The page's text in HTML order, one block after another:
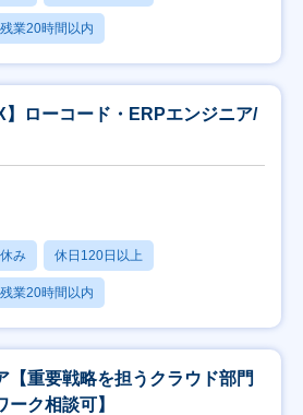
業20時間以内
】ローコード・ERPエンジニア/
み 休日120日以上
業20時間以内
【重要戦略を担うクラウド部門
ク相談可】